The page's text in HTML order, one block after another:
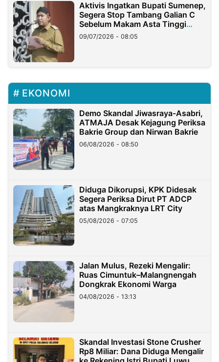
Aktivis Ingatkan Bupati Sumenep,
Segera Stop Tambang Galian C
Sebelum Makam Asta Tinggi
Longsor
09/07/2026 - 08:05
EKONOMI
Demo Skandal Jiwasraya-Asabri,
ATMAJA Desak Kejagung Periksa
Bakrie Group dan Nirwan Bakrie
06/08/2026 - 08:50
Diduga Dikorupsi, KPK Didesak
Segera Periksa Dirut PT ADCP
atas Mangkraknya LRT City
05/08/2026 - 07:05
Jalan Mulus, Rezeki Mengalir:
Ruas Cimuntuk–Malangnengah
Dongkrak Ekonomi Warga
04/08/2026 - 13:13
Skandal Investasi Stone Crusher
Rp8 Miliar: Dana Diduga Mengalir